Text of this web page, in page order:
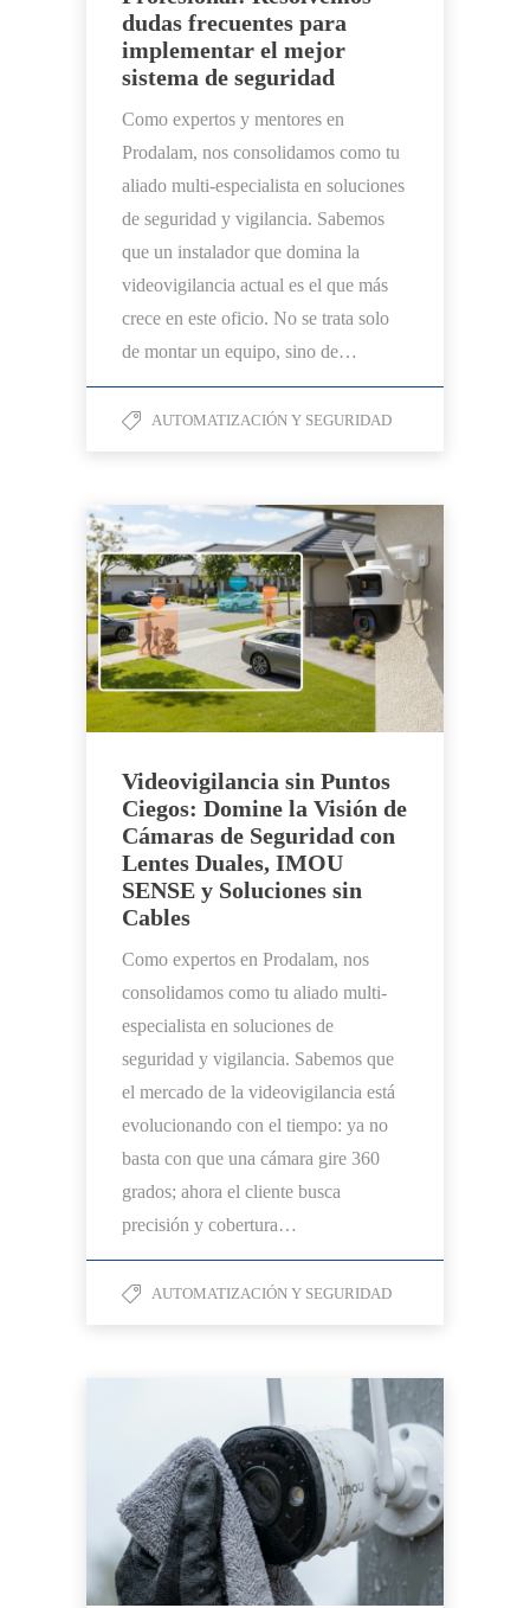
dudas frecuentes para
implementar el mejor
sistema de seguridad
Como expertos y mentores en
Prodalam, nos consolidamos como tu
aliado multi-especialista en soluciones
de seguridad y vigilancia. Sabemos
que un instalador que domina la
videovigilancia actual es el que más
crece en este oficio. No se trata solo
de montar un equipo, sino de…
AUTOMATIZACIÓN Y SEGURIDAD
Videovigilancia sin Puntos
Ciegos: Domine la Visión de
Cámaras de Seguridad con
Lentes Duales, IMOU
SENSE y Soluciones sin
Cables
Como expertos en Prodalam, nos
consolidamos como tu aliado multi-
especialista en soluciones de
seguridad y vigilancia. Sabemos que
el mercado de la videovigilancia está
evolucionando con el tiempo: ya no
basta con que una cámara gire 360
grados; ahora el cliente busca
precisión y cobertura…
AUTOMATIZACIÓN Y SEGURIDAD